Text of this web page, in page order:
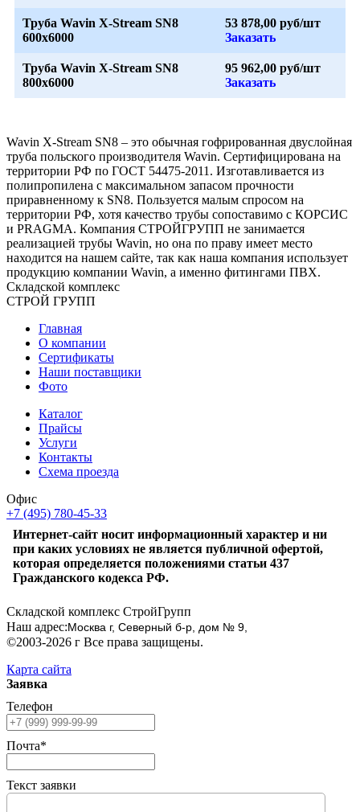
Труба Wavin X-Stream SN8
600x6000
53 878,00 руб/шт
Заказать
Труба Wavin X-Stream SN8
800x6000
95 962,00 руб/шт
Заказать
Wavin X-Stream SN8 – это обычная гофрированная двуслойная
труба польского производителя Wavin. Сертифицирована на
территории РФ по ГОСТ 54475-2011. Изготавливается из
полипропилена с максимальном запасом прочности
приравненному к SN8. Пользуется малым спросом на
территории РФ, хотя качество трубы сопоставимо с КОРСИС
и PRAGMA. Компания СТРОЙГРУПП не занимается
реализацией трубы Wavin, но она по праву имеет место
находится на нашем сайте, так как наша компания использует
продукцию компании Wavin, а именно фитингами ПВХ.
Складской комплекс
СТРОЙ ГРУПП
Главная
О компании
Сертификаты
Наши поставщики
Фото
Каталог
Прайсы
Услуги
Контакты
Схема проезда
Офис
+7 (495) 780-45-33
Интернет-сайт носит информационный характер и ни
при каких условиях не является публичной офертой,
которая определяется положениями статьи 437
Гражданского кодекса РФ.
Складской комплекс СтройГрупп
Наш адрес:Москва г, Северный б-р, дом № 9,
©2003-2026 г Все права защищены.
Карта сайта
Заявка
Телефон
Почта*
Текст заявки